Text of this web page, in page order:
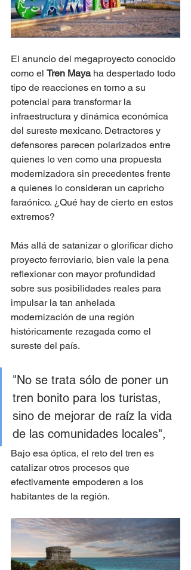
El anuncio del megaproyecto conocido
como el Tren Maya ha despertado todo
tipo de reacciones en torno a su
potencial para transformar la
infraestructura y dinámica económica
del sureste mexicano. Detractores y
defensores parecen polarizados entre
quienes lo ven como una propuesta
modernizadora sin precedentes frente
a quienes lo consideran un capricho
faraónico. ¿Qué hay de cierto en estos
extremos?
Más allá de satanizar o glorificar dicho
proyecto ferroviario, bien vale la pena
reflexionar con mayor profundidad
sobre sus posibilidades reales para
impulsar la tan anhelada
modernización de una región
históricamente rezagada como el
sureste del país.
"No se trata sólo de poner un
tren bonito para los turistas,
sino de mejorar de raíz la vida
de las comunidades locales",
Bajo esa óptica, el reto del tren es
catalizar otros procesos que
efectivamente empoderen a los
habitantes de la región.